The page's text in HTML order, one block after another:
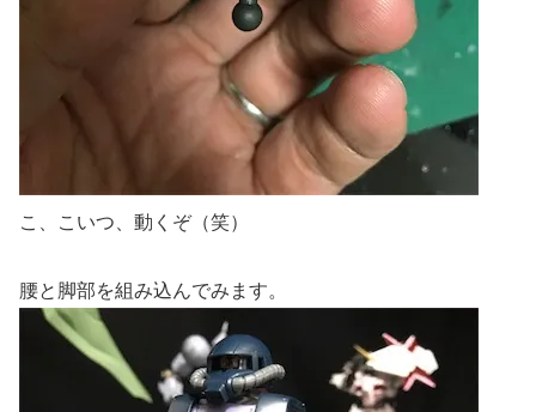
こ、こいつ、動くぞ（笑）
腰と脚部を組み込んでみます。